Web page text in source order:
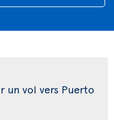
un vol vers Puerto